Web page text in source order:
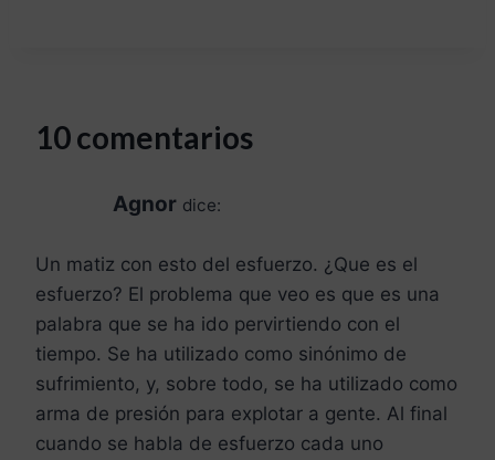
10 comentarios
Agnor dice:
Un matiz con esto del esfuerzo. ¿Que es el
esfuerzo? El problema que veo es que es una
palabra que se ha ido pervirtiendo con el
tiempo. Se ha utilizado como sinónimo de
sufrimiento, y, sobre todo, se ha utilizado como
arma de presión para explotar a gente. Al final
cuando se habla de esfuerzo cada uno